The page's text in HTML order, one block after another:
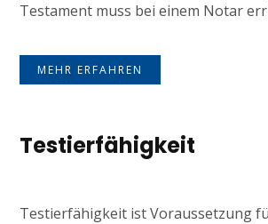
Testament muss bei einem Notar
MEHR ERFAHREN
Testierfähigkeit
Testierfähigkeit ist Voraussetzung